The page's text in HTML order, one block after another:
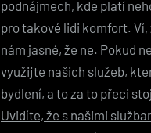
podnájmech, kde platí
pro takové lidi komfort.
nám jasné, že ne. Pokud
využijte našich služeb,
bydlení, a to za to přeci
Uvidíte, že s našimi